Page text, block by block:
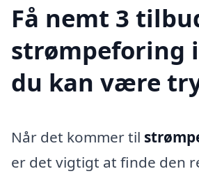
Få nemt 3
strømpeforing
du kan være
Når det kommer til
er det vigtigt at finde den